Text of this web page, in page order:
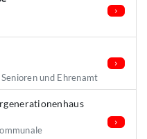
und Ehrenamt